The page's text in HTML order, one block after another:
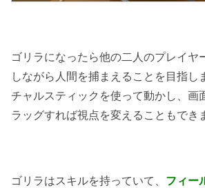
ゴリラになったら他の二人のプレイヤ
しながら人間を捕まえることを目指し
チャルスティックを使って動かし、画
ラッグすれば視点を変えることもでき
ゴリラはスキルを持っていて、 フィー